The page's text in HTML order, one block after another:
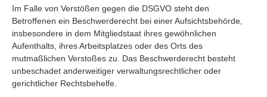
Im Falle von Verstößen gegen die DSGVO steht den
Betroffenen ein Beschwerderecht bei einer Aufsichtsbehörde,
insbesondere in dem Mitgliedstaat ihres gewöhnlichen
Aufenthalts, ihres Arbeitsplatzes oder des Orts des
mutmaßlichen Verstoßes zu. Das Beschwerderecht besteht
unbeschadet anderweitiger verwaltungsrechtlicher oder
gerichtlicher Rechtsbehelfe.